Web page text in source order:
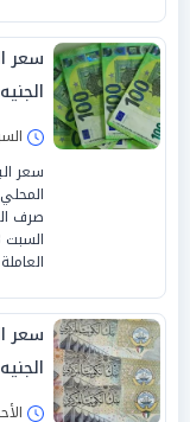
السبت 23/
سعر
صرف
الجنيه
الأحد 17/مايو/